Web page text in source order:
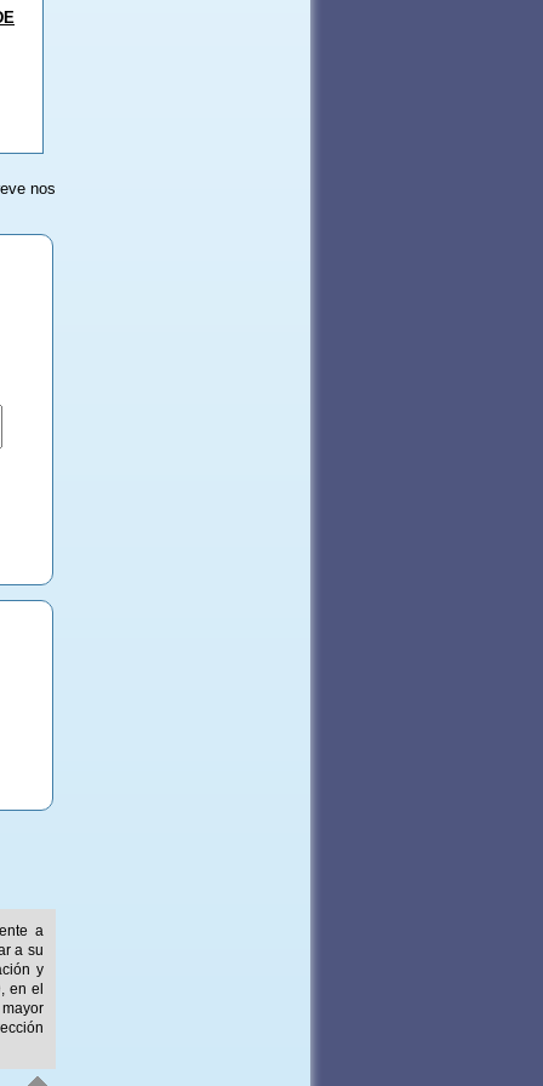
nos
a
a su
y
en el